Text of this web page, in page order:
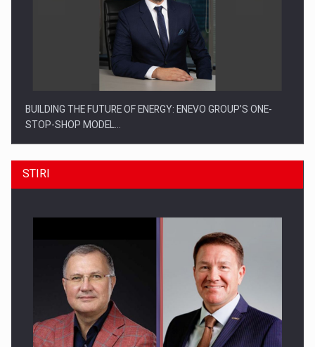
BUILDING THE FUTURE OF ENERGY: ENEVO GROUP’S ONE-
STOP-SHOP MODEL…
ROOTED IN ROMANIA, BUILT TO DELIVER TECHNOLOGY FOR
THE…
STIRI